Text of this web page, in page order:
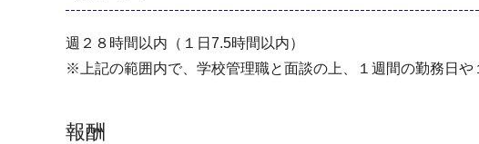
週２８時間以内（１日7.5時間以内）
※上記の範囲内で、学校管理職と面談の上、１週間の勤務日や
報酬